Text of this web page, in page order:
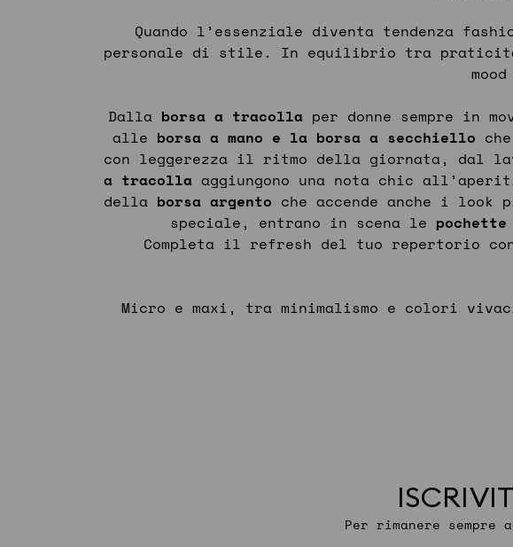
Quando l’essenziale diventa tendenza
personale di stile. In equilibrio tra
Dalla borsa a tracolla per donne sempre in
alle borsa a mano e la borsa a secchiello
con leggerezza il ritmo della giornata, dal
a tracollaaggiungono una nota chic
della borsa argento che accende anche i
speciale, entrano in scena le pochette
Completa il refresh del tuo repertorio
Micro e maxi, tra minimalismo e colori
Per rimanere